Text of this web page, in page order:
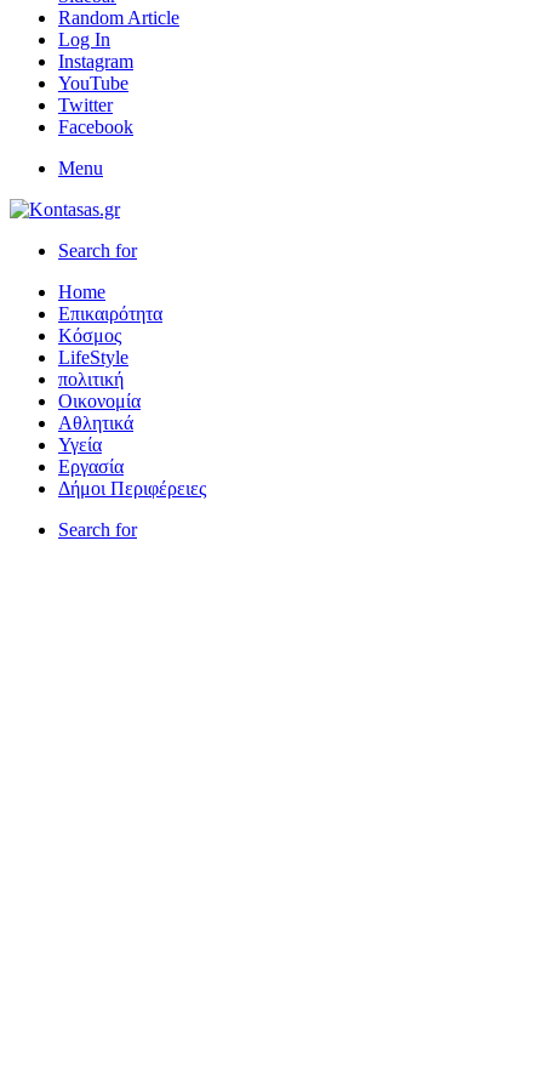
Random Article
Log In
Instagram
YouTube
Twitter
Facebook
Menu
Search for
Home
Επικαιρότητα
Κόσμος
LifeStyle
πολιτική
Οικονομία
Αθλητικά
Υγεία
Εργασία
Δήμοι Περιφέρειες
Search for